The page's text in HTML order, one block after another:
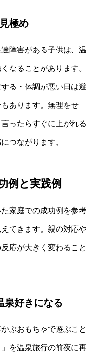
極め
障害がある子供は、温
なることがあります。
る・体調が悪い日は避
あります。無理をせ
ったらすぐに上がれる
つながります。
例と実践例
家庭での成功例を参考
てきます。親の対応や
応が大きく変わること
泉好きになる
ぶおもちゃで遊ぶこと
を温泉旅行の前夜に再